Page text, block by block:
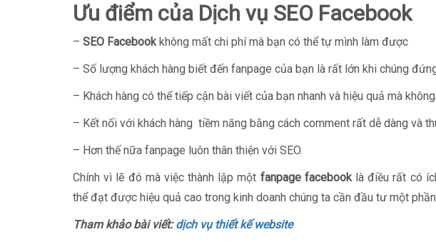
Ưu điểm của Dịch vụ SEO Facebook
– SEO Facebookkhông mất chi phí mà bạn có thể tự mình làm được
– Số lượng khách hàng biết đến fanpage của bạn là rất lớn khi chúng
– Khách hàng có thể tiếp cận bài viết của bạn nhanh và hiệu quả mà
– Kết nối với khách hàng tiềm năng bằng cách comment rất dễ dàng và
– Hơn thế nữa fanpage luôn thân thiện với SEO.
Chính vì lẽ đó mà việc thành lập một fanpage facebooklà điều rất có
thể đạt được hiệu quả cao trong kinh doanh chúng ta cần đầu tư một
Tham khảo bài viết:dịch vụ thiết kế website